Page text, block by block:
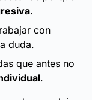
.
con
duda.
que antes no
.